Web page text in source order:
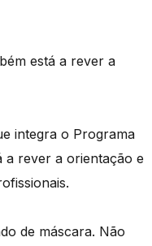
está a rever a
integra o Programa
a rever a orientação e
de máscara. Não